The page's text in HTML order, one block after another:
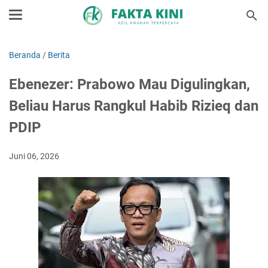
Beranda / Berita
Ebenezer: Prabowo Mau Digulingkan,
Beliau Harus Rangkul Habib Rizieq dan
PDIP
Juni 06, 2026